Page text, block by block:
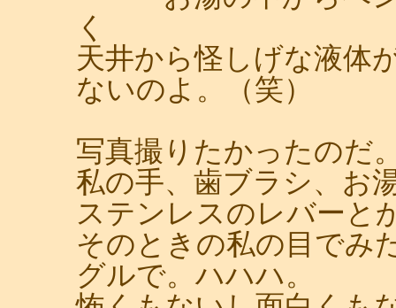
く
天井から怪しげな液体
ないのよ。（笑）
写真撮りたかったのだ
私の手、歯ブラシ、お
ステンレスのレバーと
そのときの私の目でみ
グルで。ハハハ。